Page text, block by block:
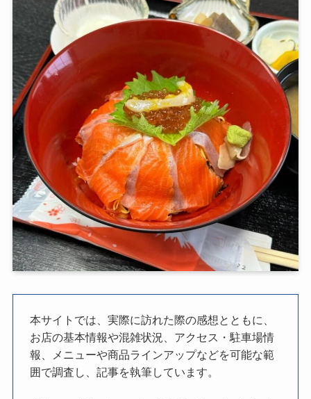
本サイトでは、実際に訪れた際の感想とともに、
お店の基本情報や混雑状況、アクセス・駐車場情
報、メニューや商品ラインアップなどを可能な範
囲で調査し、記事を執筆しています。